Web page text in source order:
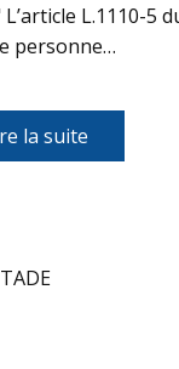
L.1110-5
personne…
la suite​